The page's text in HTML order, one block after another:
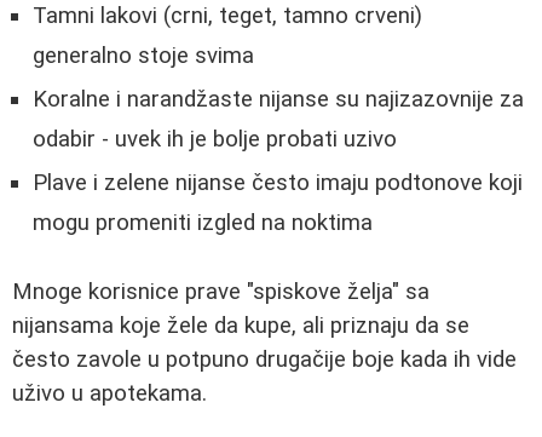
Tamni lakovi (crni, teget, tamno crveni)
generalno stoje svima
Koralne i narandžaste nijanse su najizazovnije za
odabir - uvek ih je bolje probati uzivo
Plave i zelene nijanse često imaju podtonove koji
mogu promeniti izgled na noktima
Mnoge korisnice prave "spiskove želja" sa
nijansama koje žele da kupe, ali priznaju da se
često zavole u potpuno drugačije boje kada ih vide
uživo u apotekama.